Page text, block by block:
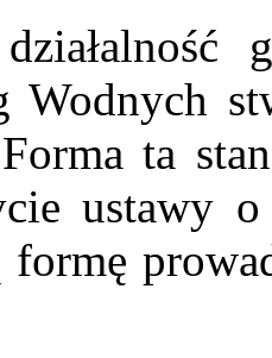
Wodnych
ta
ustawy o
formę